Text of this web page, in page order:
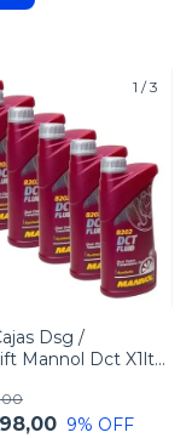
1 /3
Dsg /
Mannol Dct X1lt
9% OFF